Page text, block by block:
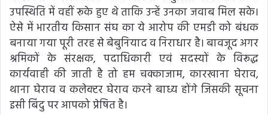
उपस्थिति में वहीं रूके हुए थे ताकि उन्हें उनका जवाब मिल सके।
ऐसे में भारतीय किसान संघ का ये आरोप की एमडी को बंधक
बनाया गया पूरी तरह से बेबुनियाद व निराधार है। बावजूद अगर
श्रमिकों के संरक्षक, पदाधिकारी एवं सदस्यों के विरूद्ध
कार्यवाही की जाती है तो हम चक्काजाम, कारखाना घेराव,
थाना घेराव व कलेक्टर घेराव करने बाध्य होंगे जिसकी सूचना
इसी बिंदु पर आपको प्रेषित है।